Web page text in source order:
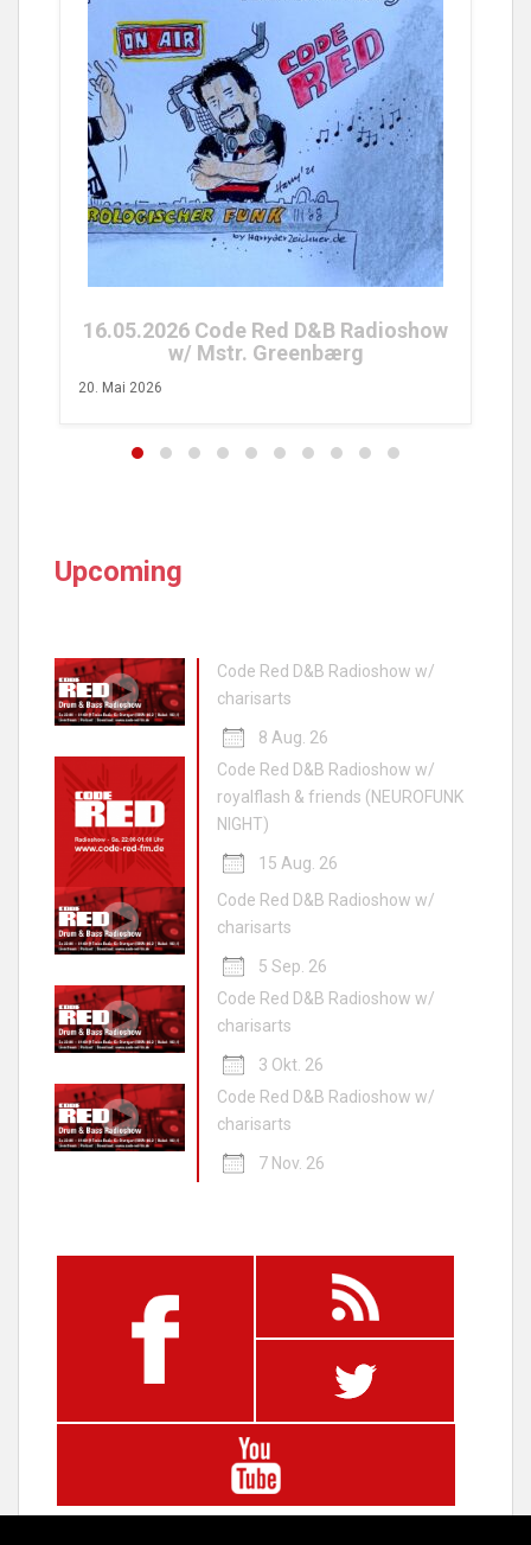
25.04.2026 Code Red FM Radioshow
w/ Tobs Turvy
26. April 2026
Upcoming
Code Red D&B Radioshow w/
charisarts
8 Aug. 26
Code Red D&B Radioshow w/
royalflash & friends (NEUROFUNK
NIGHT)
15 Aug. 26
Code Red D&B Radioshow w/
charisarts
5 Sep. 26
Code Red D&B Radioshow w/
charisarts
3 Okt. 26
Code Red D&B Radioshow w/
charisarts
7 Nov. 26